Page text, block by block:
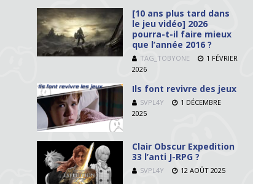
[10 ans plus tard dans
le jeu vidéo] 2026
pourra-t-il faire mieux
que l’année 2016 ?
TAG_TOBYONE
1 FÉVRIER
2026
Ils font revivre des jeux
SVPL4Y
1 DÉCEMBRE
2025
Clair Obscur Expedition
33 l’anti J-RPG ?
SVPL4Y 12 AOÛT 2025